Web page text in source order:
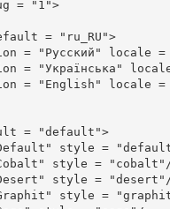
= "1">